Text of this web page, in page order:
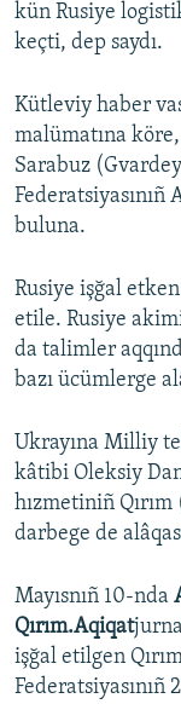
kün Rusiye
keçti, dep saydı.
Kütleviy haber
malümatına
Sarabuz
buluna.
Rusiye işğal
etile. Rusiye
da talimler
bazı ücümlerge
Ukrayına Milliy
kâtibi Oleksiy
hızmetiniñ
darbege de
Mayısnıñ 10-nda
Qırım.Aqiqat
işğal etilgen
Federatsiyasınıñ